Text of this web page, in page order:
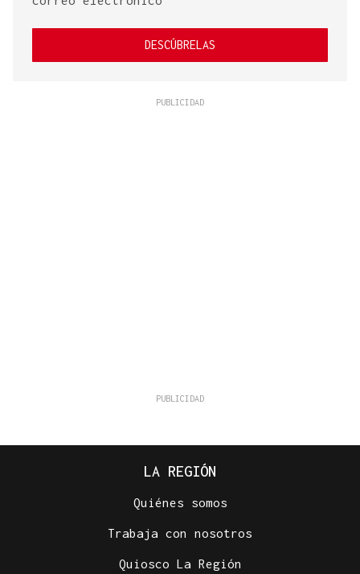
DESCÚBRELAS
LA REGIÓN
Quiénes somos
Trabaja con nosotros
Quiosco La Región